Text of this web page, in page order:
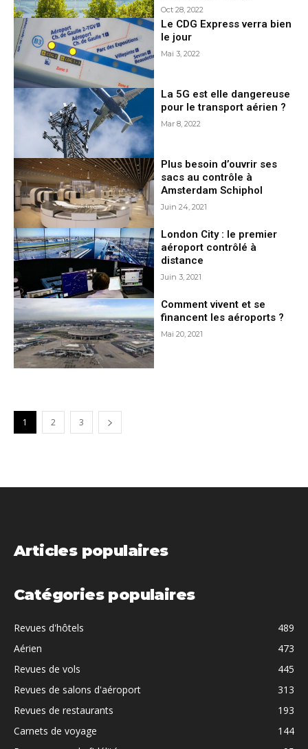
Oct 28, 2022
Le CDG Express verra bien
le jour
Mai 3, 2022
La 5G est elle dangereuse
pour le transport aérien ?
Mar 8, 2022
Plus besoin d’ouvrir ses
sacs au contrôle à
Amsterdam Schiphol
Juin 24, 2021
London City : le premier
aéroport contrôlé à
distance
Juin 3, 2021
Comment vivent et se
financent les aéroports ?
Mai 20, 2021
1 2 3
Articles populaires
Catégories populaires
Revues d'hôtels
489
Aérien
473
Revues de vols
445
Revues de salons d'aéroport
313
Revues de restaurants
193
Carnets de voyage
144